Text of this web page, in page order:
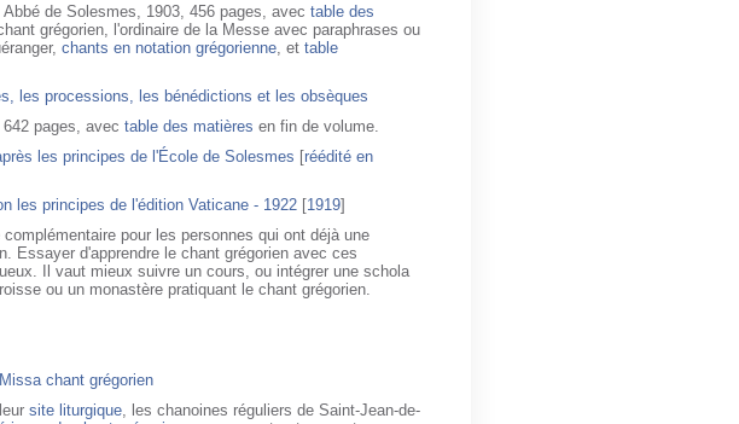
Abbé de Solesmes, 1903, 456 pages, avec table des
grégorien, l'ordinaire de la Messe avec paraphrases ou
chants en notation grégorienne , et table
les processions, les bénédictions et les obsèques
pages, avec table des matières en fin de volume.
les principes de l'École de Solesmes [réédité en
les principes de l'édition Vaticane - 1922 [1919]
pour les personnes qui ont déjà une
Essayer d'apprendre le chant grégorien avec ces
Il vaut mieux suivre un cours, ou intégrer une schola
ou un monastère pratiquant le chant grégorien.
chant grégorien
site liturgique , les chanoines réguliers de Saint-Jean-de-